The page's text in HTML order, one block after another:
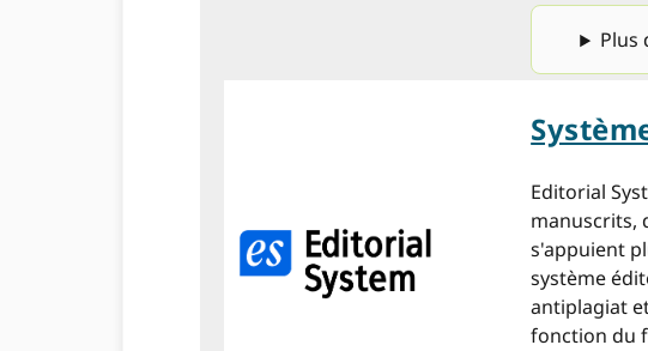
Plus
Editorial
manuscrits,
s'appuient
système
antiplagiat
fonction du